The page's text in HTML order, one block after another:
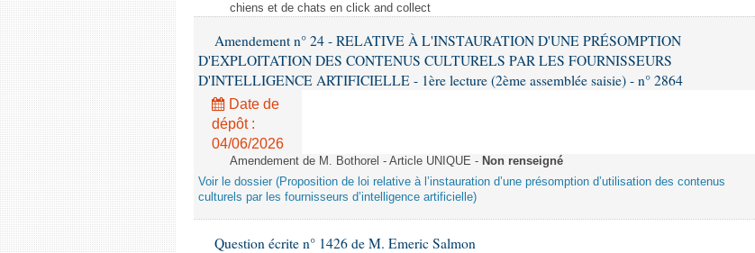
chiens et de chats en click and collect
Amendement n° 24 - RELATIVE À L'INSTAURATION D'UNE PRÉSOMPTION
D'EXPLOITATION DES CONTENUS CULTURELS PAR LES FOURNISSEURS
D'INTELLIGENCE ARTIFICIELLE - 1ère lecture (2ème assemblée saisie) - n° 2864
Date de
dépôt :
04/06/2026
Amendement de M. Bothorel - Article UNIQUE - Non renseigné
Voir le dossier (Proposition de loi relative à l’instauration d’une présomption d’utilisation des contenus
culturels par les fournisseurs d’intelligence artificielle)
Question écrite n° 1426 de M. Emeric Salmon